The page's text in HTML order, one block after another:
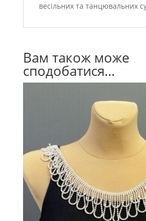
весільних та танцювальних
Вам також може
сподобатися…